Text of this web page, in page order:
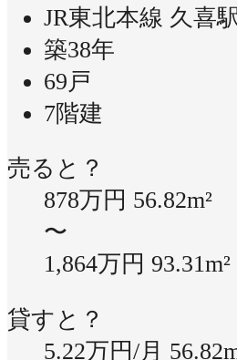
JR東北本線 久喜
築38年
69戸
7階建
売ると？
878万円 56.82m²
〜
1,864万円 93.31m²
貸すと？
5.22万円/月